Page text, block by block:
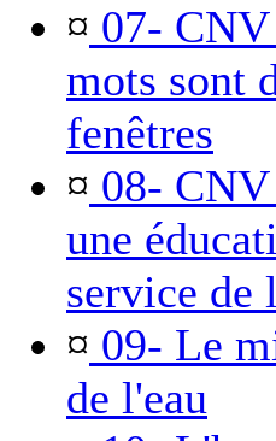
¤ 07-
mots sont
fenêtres
¤ 08-
une
service de
¤ 09- Le
de l'eau